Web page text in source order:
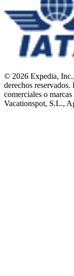
© 2026 Expedia,
derechos
comerciales o
Vacationspot, S.L.,